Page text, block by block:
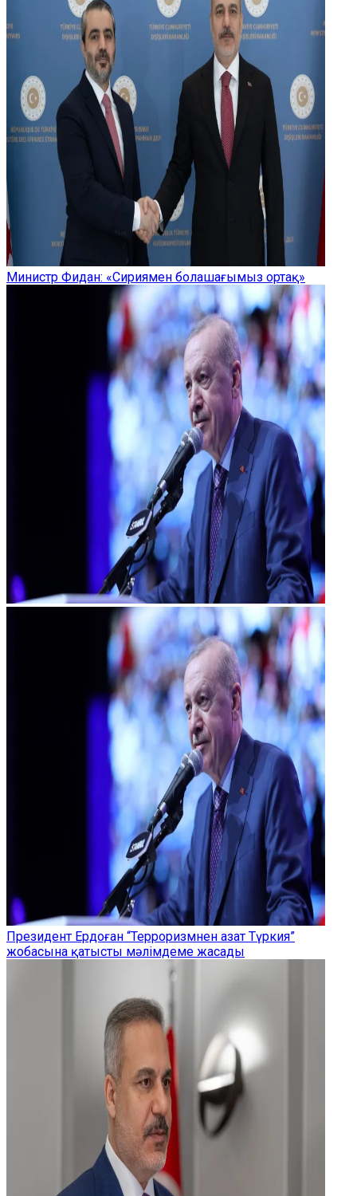
Министр Фидан: «Сириямен болашағымыз ортақ»
Президент Ердоған “Терроризмнен азат Түркия”
жобасына қатысты мәлімдеме жасады